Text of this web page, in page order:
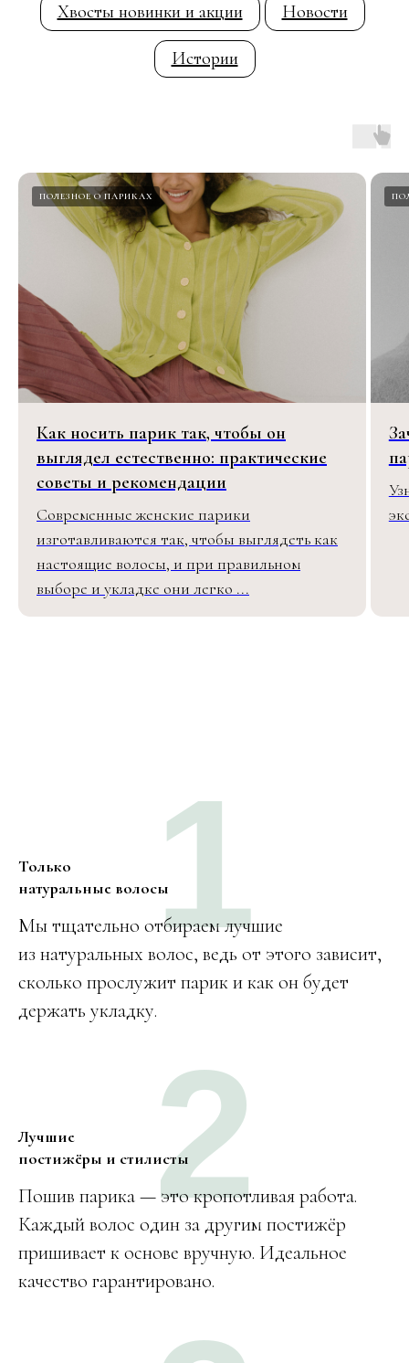
Хвосты новинки и акции Новости
Истории
ПОЛЕЗНОЕ О ПАРИКАХ
Как носить парик так, чтобы он
выглядел естественно: практические
советы и рекомендации
Современные женские парики
изготавливаются так, чтобы выглядеть как
настоящие волосы, и при правильном
выборе и укладке они легко ...
Только
натуральные волосы
Мы тщательно отбираем лучшие
из натуральных волос, ведь от этого зависит,
cколько прослужит парик и как он будет
держать укладку.
1
Лучшие
постижёры и стилисты
Пошив парика — это кропотливая работа.
Каждый волос один за другим постижёр
пришивает к основе вручную. Идеальное
качество гарантировано.
2